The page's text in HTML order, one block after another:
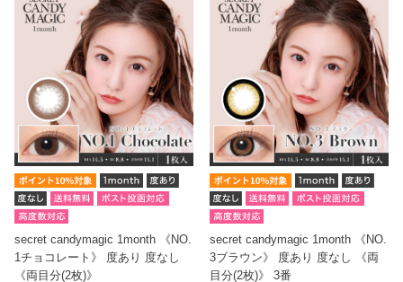
secret candymagic 1month 《NO.
1チョコレート》 度あり 度なし
《両目分(2枚)》
secret candymagic 1month 《NO.
3ブラウン》 度あり 度なし 《両
目分(2枚)》 3番